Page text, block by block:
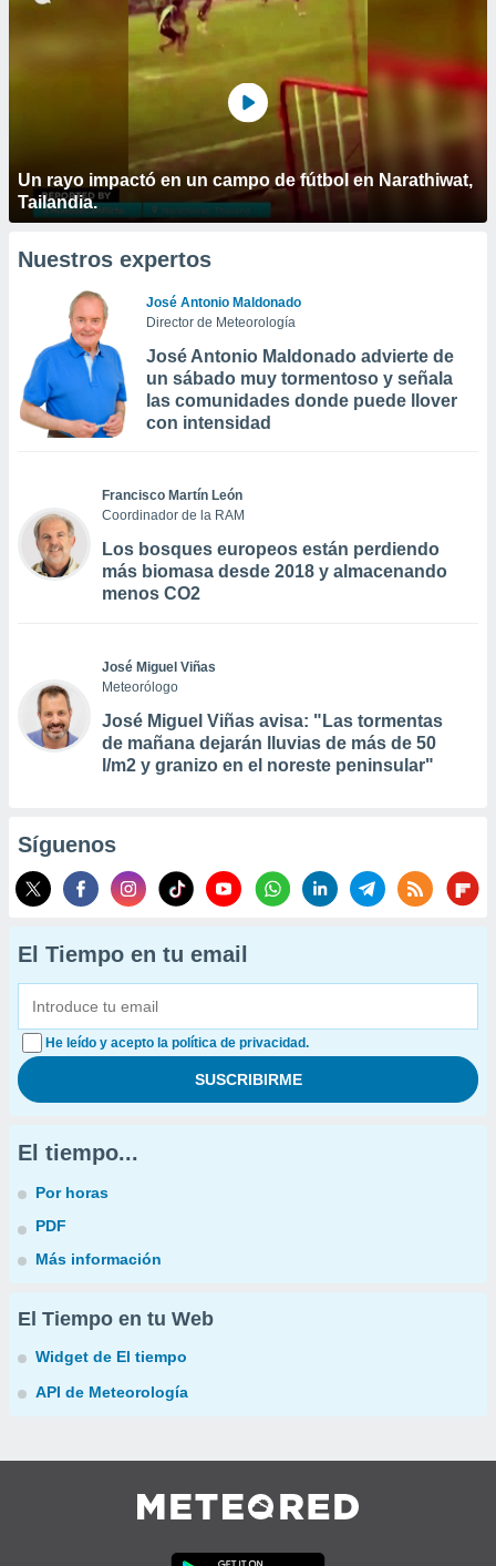
Un rayo impactó en un campo de fútbol en Narathiwat,
Tailandia.
Nuestros expertos
José Antonio Maldonado
Director de Meteorología
José Antonio Maldonado advierte de
un sábado muy tormentoso y señala
las comunidades donde puede llover
con intensidad
Francisco Martín León
Coordinador de la RAM
Los bosques europeos están perdiendo
más biomasa desde 2018 y almacenando
menos CO2
José Miguel Viñas
Meteorólogo
José Miguel Viñas avisa: "Las tormentas
de mañana dejarán lluvias de más de 50
l/m2 y granizo en el noreste peninsular"
Síguenos
El Tiempo en tu email
He leído y acepto la política de privacidad.
El tiempo...
Por horas
PDF
Más información
El Tiempo en tu Web
Widget de El tiempo
API de Meteorología